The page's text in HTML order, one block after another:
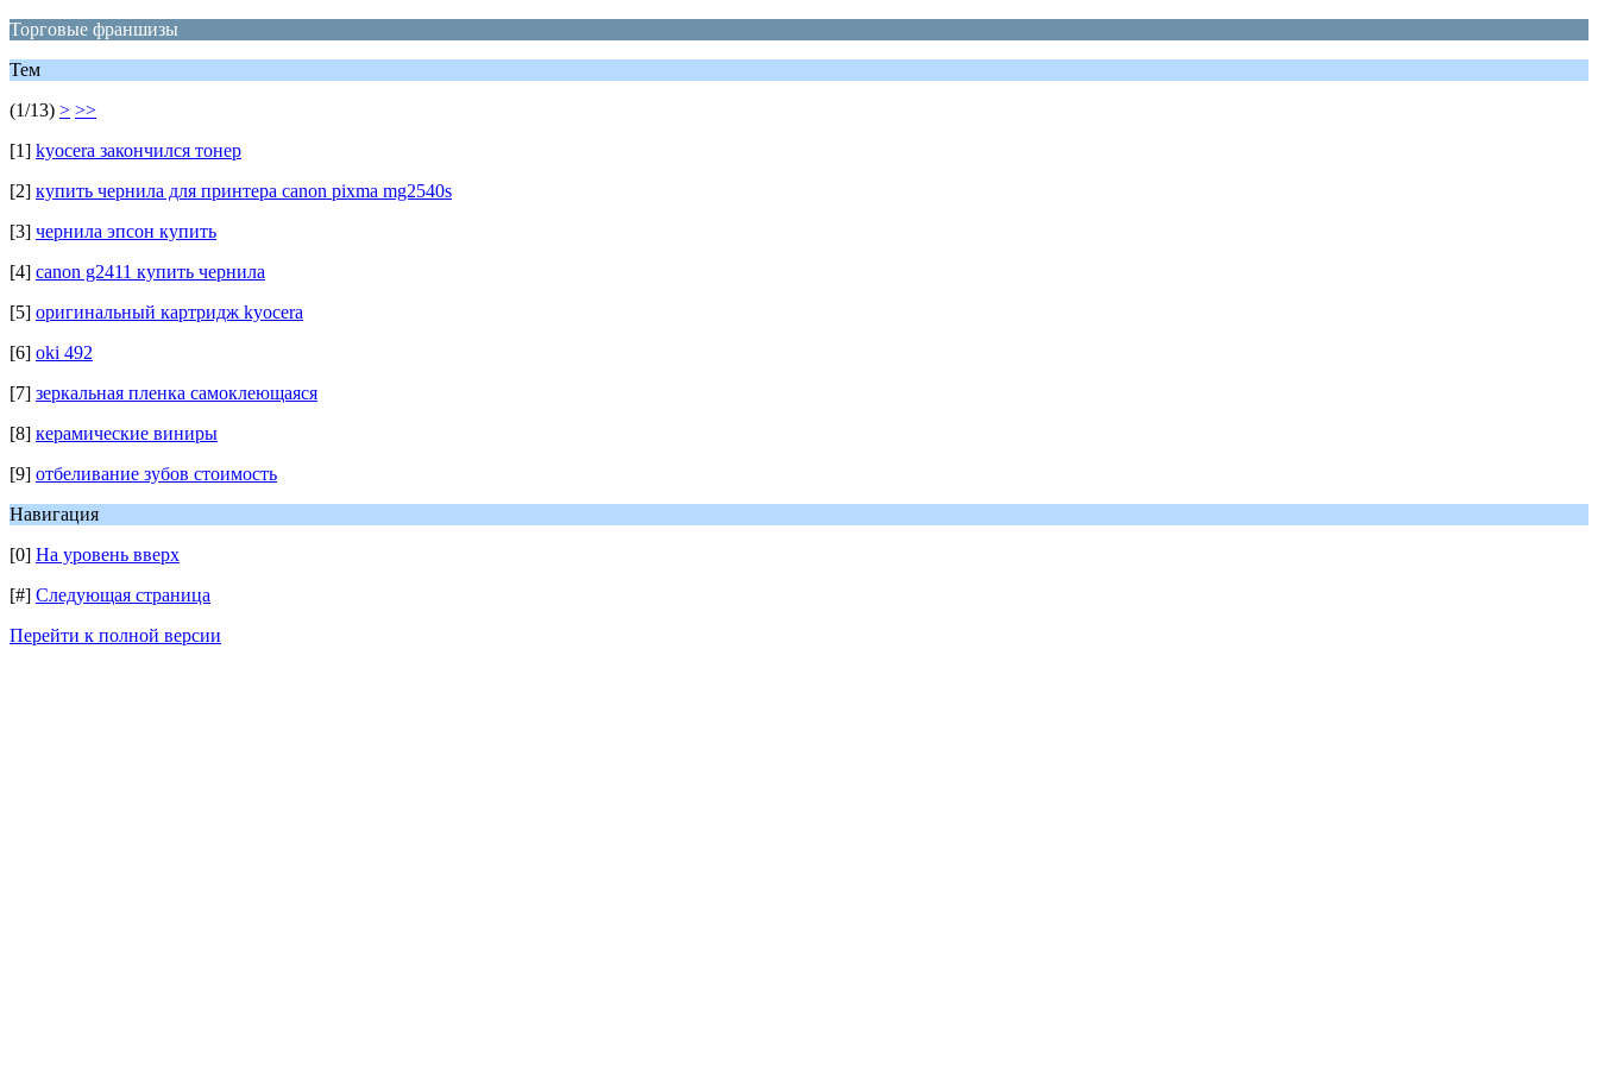
Торговые франшизы
Тем
(1/13) > >>
[1] kyocera закончился тонер
[2] купить чернила для принтера canon pixma mg2540s
[3] чернила эпсон купить
[4] canon g2411 купить чернила
[5] оригинальный картридж kyocera
[6] oki 492
[7] зеркальная пленка самоклеющаяся
[8] керамические виниры
[9] отбеливание зубов стоимость
Навигация
[0] На уровень вверх
[#] Следующая страница
Перейти к полной версии